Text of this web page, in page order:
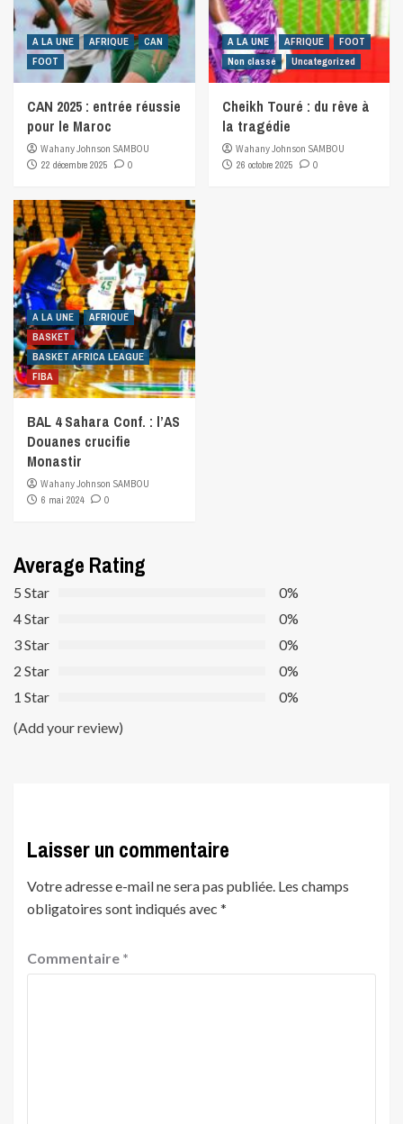
A LA UNE AFRIQUE
CAN
FOOT
CAN 2025 : entrée réussie
pour le Maroc
Wahany Johnson SAMBOU
22 décembre 2025
0
A LA UNE AFRIQUE
FOOT
Non classé
Uncategorized
Cheikh Touré : du rêve à
la tragédie
Wahany Johnson SAMBOU
26 octobre 2025
0
A LA UNE
AFRIQUE
BASKET
BASKET AFRICA LEAGUE
FIBA
BAL 4 Sahara Conf. : l’AS
Douanes crucifie
Monastir
Wahany Johnson SAMBOU
6 mai 2024
0
Average Rating
5 Star
0%
4 Star
0%
3 Star
0%
2 Star
0%
1 Star
0%
(Add your review)
Laisser un commentaire
Votre adresse e-mail ne sera pas publiée. Les champs
obligatoires sont indiqués avec *
Commentaire *